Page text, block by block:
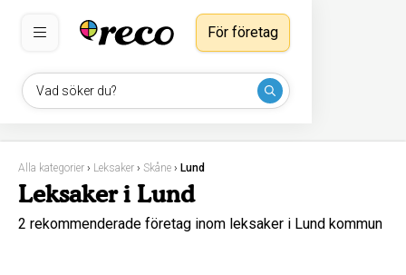
Vad söker du?
För företag
Alla kategorier › Leksaker › Skåne › Lund
Leksaker i Lund
2 rekommenderade företag inom leksaker i Lund kommun